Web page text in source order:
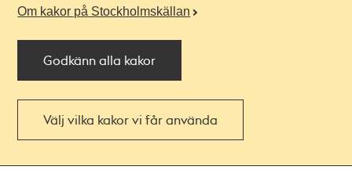
Om kakor på Stockholmskällan
Godkänn alla kakor
Välj vilka kakor vi får använda